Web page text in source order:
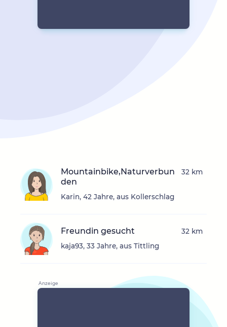
Mountainbike,Naturverbun
den
Karin, 42 Jahre, aus Kollerschlag
32 km
Freundin gesucht
kaja93, 33 Jahre, aus Tittling
32 km